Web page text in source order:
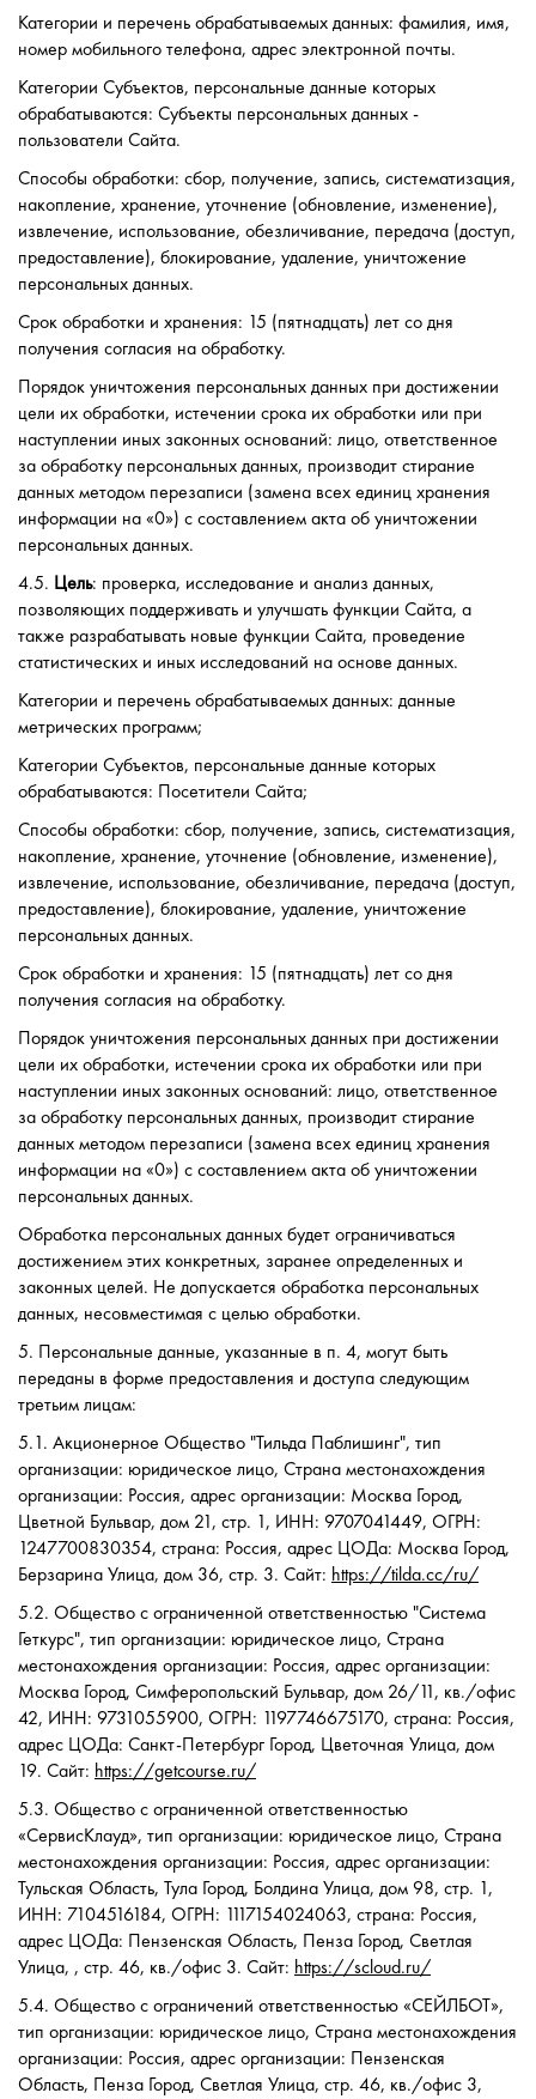
Категории и перечень обрабатываемых данных: фамилия, имя,
номер мобильного телефона, адрес электронной почты.
Категории Субъектов, персональные данные которых
обрабатываются: Субъекты персональных данных -
пользователи Сайта.
Способы обработки: сбор, получение, запись, систематизация,
накопление, хранение, уточнение (обновление, изменение),
извлечение, использование, обезличивание, передача (доступ,
предоставление), блокирование, удаление, уничтожение
персональных данных.
Срок обработки и хранения: 15 (пятнадцать) лет со дня
получения согласия на обработку.
Порядок уничтожения персональных данных при достижении
цели их обработки, истечении срока их обработки или при
наступлении иных законных оснований: лицо, ответственное
за обработку персональных данных, производит стирание
данных методом перезаписи (замена всех единиц хранения
информации на «0») с составлением акта об уничтожении
персональных данных.
4.5. Цель: проверка, исследование и анализ данных,
позволяющих поддерживать и улучшать функции Сайта, а
также разрабатывать новые функции Сайта, проведение
статистических и иных исследований на основе данных.
Категории и перечень обрабатываемых данных: данные
метрических программ;
Категории Субъектов, персональные данные которых
обрабатываются: Посетители Сайта;
Способы обработки: сбор, получение, запись, систематизация,
накопление, хранение, уточнение (обновление, изменение),
извлечение, использование, обезличивание, передача (доступ,
предоставление), блокирование, удаление, уничтожение
персональных данных.
Срок обработки и хранения: 15 (пятнадцать) лет со дня
получения согласия на обработку.
Порядок уничтожения персональных данных при достижении
цели их обработки, истечении срока их обработки или при
наступлении иных законных оснований: лицо, ответственное
за обработку персональных данных, производит стирание
данных методом перезаписи (замена всех единиц хранения
информации на «0») с составлением акта об уничтожении
персональных данных.
Обработка персональных данных будет ограничиваться
достижением этих конкретных, заранее определенных и
законных целей. Не допускается обработка персональных
данных, несовместимая с целью обработки.
5. Персональные данные, указанные в п. 4, могут быть
переданы в форме предоставления и доступа следующим
третьим лицам:
5.1. Акционерное Общество "Тильда Паблишинг", тип
организации: юридическое лицо, Страна местонахождения
организации: Россия, адрес организации: Москва Город,
Цветной Бульвар, дом 21, стр. 1, ИНН: 9707041449, ОГРН:
1247700830354, страна: Россия, адрес ЦОДа: Москва Город,
Берзарина Улица, дом 36, стр. 3. Сайт: https://tilda.cc/ru/
5.2. Общество с ограниченной ответственностью "Система
Геткурс", тип организации: юридическое лицо, Страна
местонахождения организации: Россия, адрес организации:
Москва Город, Симферопольский Бульвар, дом 26/11, кв./офис
42, ИНН: 9731055900, ОГРН: 1197746675170, cтрана: Россия,
адрес ЦОДа: Санкт-Петербург Город, Цветочная Улица, дом
19. Сайт: https://getcourse.ru/
5.3. Общество с ограниченной ответственностью
«СервисКлауд», тип организации: юридическое лицо, Страна
местонахождения организации: Россия, адрес организации:
Тульская Область, Тула Город, Болдина Улица, дом 98, стр. 1,
ИНН: 7104516184, ОГРН: 1117154024063, cтрана: Россия,
адрес ЦОДа: Пензенская Область, Пенза Город, Светлая
Улица, , стр. 46, кв./офис 3. Сайт: https://scloud.ru/
5.4. Общество с ограничений ответственностью «СЕЙЛБОТ»,
тип организации: юридическое лицо, Страна местонахождения
организации: Россия, адрес организации: Пензенская
Область, Пенза Город, Светлая Улица, стр. 46, кв./офис 3,